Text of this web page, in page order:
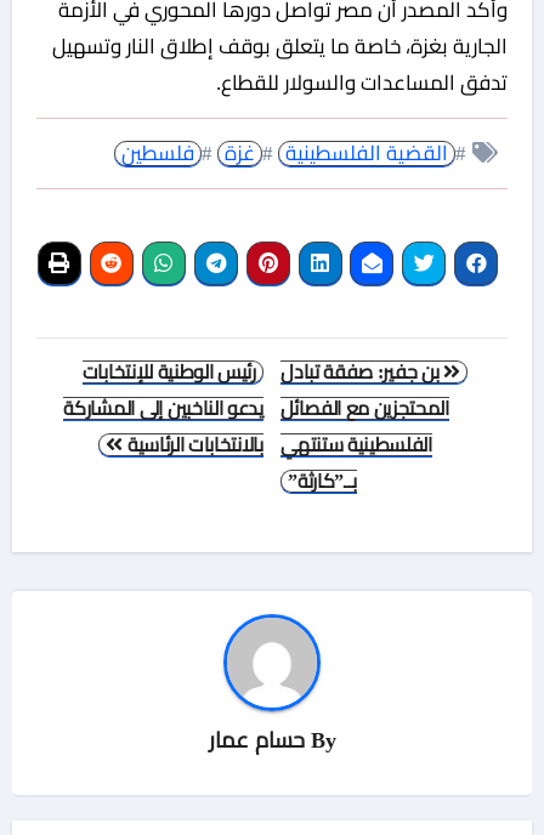
وأكد المصدر أن مصر تواصل دورها المحوري في الأزمة
الجارية بغزة، خاصة ما يتعلق بوقف إطلاق النار وتسهيل
تدفق المساعدات والسولار للقطاع.
# القضية الفلسطينية # غزة # فلسطين
تصفّح
المقالات
رئيس الوطنية للإنتخابات
يدعو الناخبين إلى المشاركة
بالانتخابات الرئاسية
بن جفير: صفقة تبادل
المحتجزين مع الفصائل
الفلسطينية ستنتهي
بــ”كارثة”
By حسام عمار